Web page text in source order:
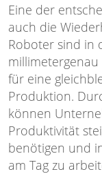
Eine der
auch die
Roboter sind in
für eine
Produktion.
können
Produktivität
benötigen und
am Tag zu